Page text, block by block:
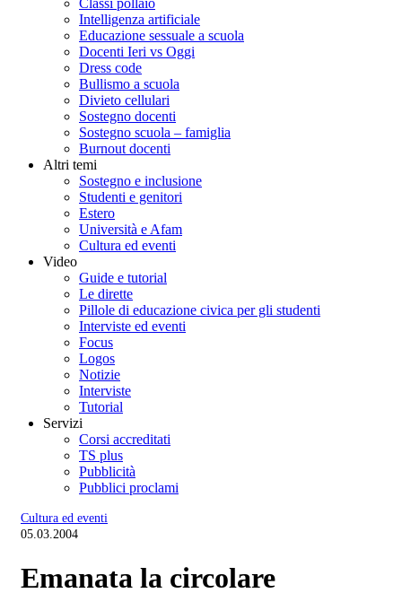
Classi pollaio
Intelligenza artificiale
Educazione sessuale a scuola
Docenti Ieri vs Oggi
Dress code
Bullismo a scuola
Divieto cellulari
Sostegno docenti
Sostegno scuola – famiglia
Burnout docenti
Altri temi
Sostegno e inclusione
Studenti e genitori
Estero
Università e Afam
Cultura ed eventi
Video
Guide e tutorial
Le dirette
Pillole di educazione civica per gli studenti
Interviste ed eventi
Focus
Logos
Notizie
Interviste
Tutorial
Servizi
Corsi accreditati
TS plus
Pubblicità
Pubblici proclami
Cultura ed eventi
05.03.2004
Emanata la circolare